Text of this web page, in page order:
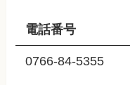
電話番号
0766-84-5355